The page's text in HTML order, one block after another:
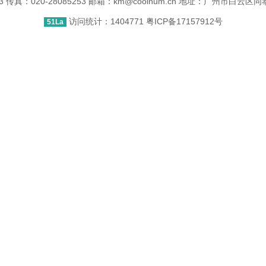
51La 访问统计：1404771 粤ICP备17157912号